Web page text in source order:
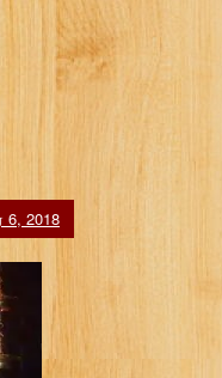
6, 2018